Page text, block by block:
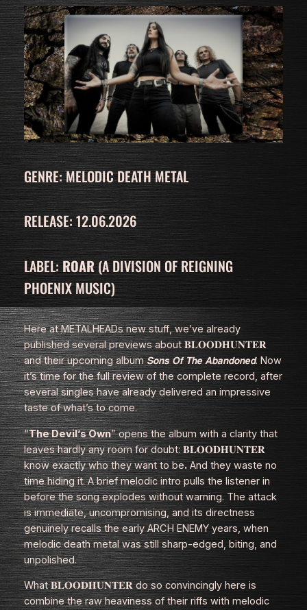
GENRE: MELODIC DEATH METAL
RELEASE: 12.06.2026
LABEL:ROAR(A DIVISION OF REIGNING
PHOENIX MUSIC)
Here atMETALHEADs new stuff, we’ve already
published several previews about 𝐁𝐋𝐎𝐎𝐃𝐇𝐔𝐍𝐓𝐄𝐑
and their upcoming album 𝙎𝙤𝙣𝙨 𝙊𝙛 𝙏𝙝𝙚 𝘼𝙗𝙖𝙣𝙙𝙤𝙣𝙚𝙙. Now
it’s time for the full review of the complete record, after
several singles have already delivered an impressive
taste of what’s to come.
“The Devil’s Own” opens the album with a clarity that
leaves hardly any room for doubt: 𝐁𝐋𝐎𝐎𝐃𝐇𝐔𝐍𝐓𝐄𝐑
know exactly who they want to be.And they waste no
time hiding it. A brief melodic intro pulls the listener in
before the song explodes without warning. The attack
is immediate, uncompromising, and its directness
genuinely recalls the early ARCH ENEMY years, when
melodic death metal was still sharp‑edged, biting, and
unpolished.
What 𝐁𝐋𝐎𝐎𝐃𝐇𝐔𝐍𝐓𝐄𝐑 do so convincingly here is
combine the raw heaviness of their riffs with melodic